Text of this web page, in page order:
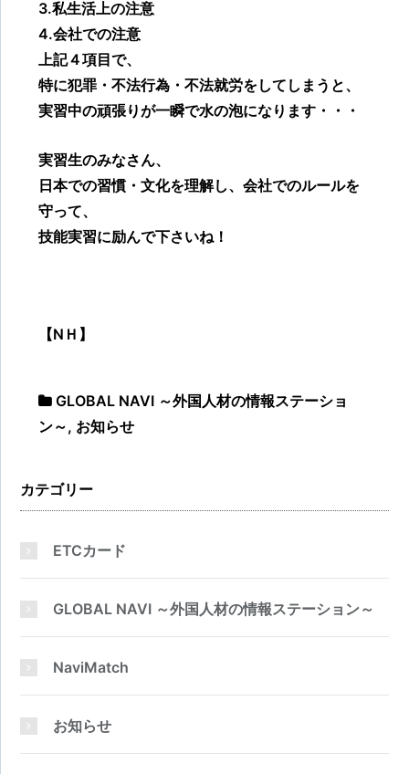
3.私生活上の注意
4.会社での注意
上記４項目で、
特に犯罪・不法行為・不法就労をしてしまうと、
実習中の頑張りが一瞬で水の泡になります・・・
実習生のみなさん、
日本での習慣・文化を理解し、会社でのルールを
守って、
技能実習に励んで下さいね！
【NＨ】
GLOBAL NAVI ～外国人材の情報ステーショ
ン～, お知らせ
カテゴリー
ETCカード
GLOBAL NAVI ～外国人材の情報ステーション～
NaviMatch
お知らせ